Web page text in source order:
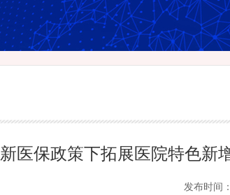
新医保政策下拓展医院特色新
发布时间